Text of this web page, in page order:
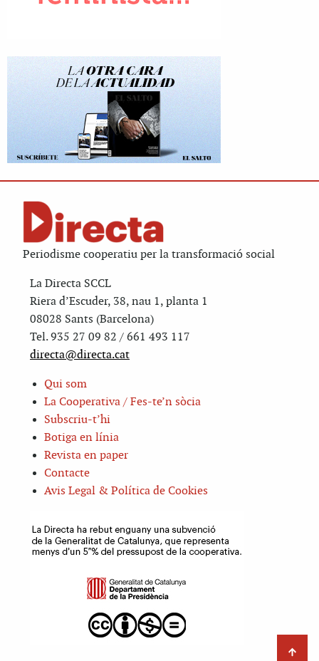
Periodisme cooperatiu per la transformació social
La Directa SCCL
Riera d’Escuder, 38, nau 1, planta 1
08028 Sants (Barcelona)
Tel. 935 27 09 82 / 661 493 117
directa@directa.cat
Qui som
La Cooperativa / Fes-te’n sòcia
Subscriu-t’hi
Botiga en línia
Revista en paper
Contacte
Avis Legal & Política de Cookies